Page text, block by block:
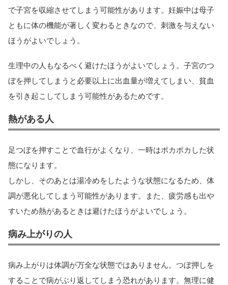
で子宮を収縮させてしまう可能性があります。妊娠中は母子
ともに体の機能が著しく変わるときなので、刺激を与えない
ほうがよいでしょう。
生理中の人もなるべく避けたほうがよいでしょう。子宮のつ
ぼを押してしまうと必要以上に出血量が増えてしまい、貧血
を引き起こしてしまう可能性があるためです。
熱がある人
足つぼを押すことで血行がよくなり、一時はポカポカした状
態になります。
しかし、そのあとは湯冷めをしたような状態になるため、体
調が悪化してしまう可能性があります。また、疲労感も出や
すいため熱があるときは避けたほうがよいでしょう。
病み上がりの人
病み上がりは体調が万全な状態ではありません。つぼ押しを
することで病がぶり返してしまう恐れがあります。無理に健